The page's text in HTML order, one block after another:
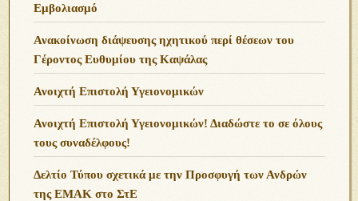
Εμβολιασμό
Ανακοίνωση διάψευσης ηχητικού περί θέσεων του
Γέροντος Ευθυμίου της Καψάλας
Ανοιχτή Επιστολή Υγειονομικών
Ανοιχτή Επιστολή Υγειονομικών! Διαδώστε το σε όλους
τους συναδέλφους!
Δελτίο Τύπου σχετικά με την Προσφυγή των Ανδρών
της ΕΜΑΚ στο ΣτΕ